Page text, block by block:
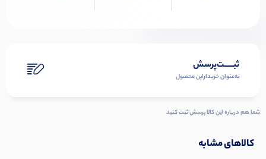
ثبـــــت‌پرسش
به‌عنوان ‌خریدار‌این‌ محصول
شما هم درباره این کالا پرسش ثبت کنید
کالاهای مشابه